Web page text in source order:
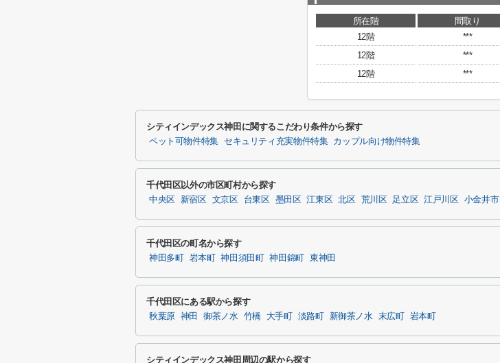
所在階 間取り
12階
***
12階
***
12階
***
シティインデックス神田に関するこだわり条件から探す
ペット可物件特集 セキュリティ充実物件特集 カップル向け物件特集
千代田区以外の市区町村から探す
中央区 新宿区 文京区 台東区 墨田区 江東区 北区 荒川区 足立区 江戸川区 小金井市
千代田区の町名から探す
神田多町 岩本町 神田須田町 神田錦町 東神田
千代田区にある駅から探す
秋葉原 神田 御茶ノ水 竹橋 大手町 淡路町 新御茶ノ水 末広町 岩本町
シティインデックス神田周辺の駅から探す